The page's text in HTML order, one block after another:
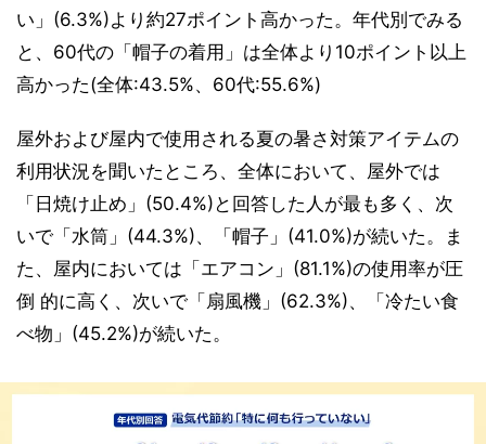
い」(6.3%)より約27ポイント高かった。年代別でみる
と、60代の「帽子の着用」は全体より10ポイント以上
高かった(全体:43.5%、60代:55.6%)
屋外および屋内で使用される夏の暑さ対策アイテムの
利用状況を聞いたところ、全体において、屋外では
「日焼け止め」(50.4%)と回答した人が最も多く、次
いで「水筒」(44.3%)、「帽子」(41.0%)が続いた。ま
た、屋内においては「エアコン」(81.1%)の使用率が圧
倒 的に高く、次いで「扇風機」(62.3%)、「冷たい食
べ物」(45.2%)が続いた。